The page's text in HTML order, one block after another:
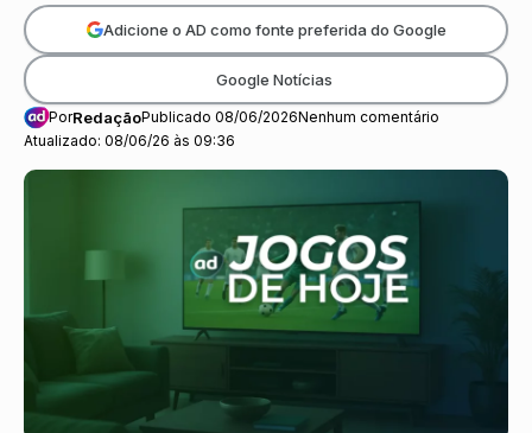
Atualizado: 08/06/26 às 09:36
PorRedaçãoPublicado 08/06/2026Nenhum comentário
Adicione o AD como fonte preferida do Google
Google Notícias